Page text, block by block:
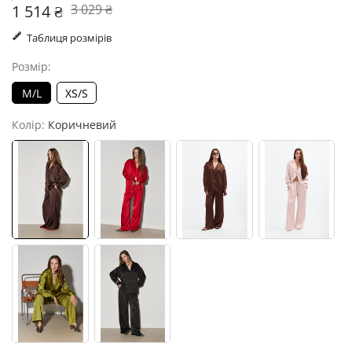
1 514 ₴ 3 029 ₴
Таблиця розмірів
Розмір:
M/L
XS/S
Колір: Коричневий